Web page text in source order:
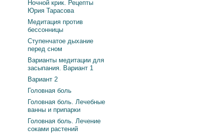
Ночной крик. Рецепты
Юрия Тарасова
Медитация против
бессонницы
Ступенчатое дыхание
перед сном
Варианты медитации для
засыпания. Вариант 1
Вариант 2
Головная боль
Головная боль. Лечебные
ванны и припарки
Головная боль. Лечение
соками растений